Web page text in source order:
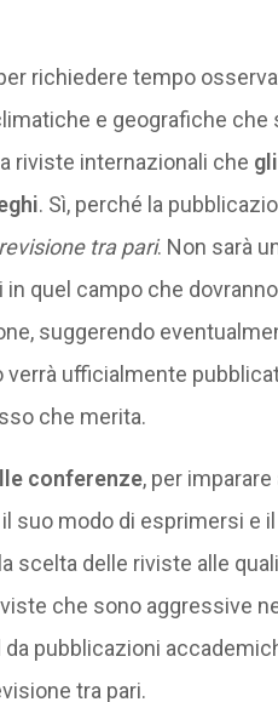
richiedere tempo
e geografiche
riviste internazionali che
. Sì, perché la
revisione tra pari. Non sarà
quel campo che
suggerendo
ufficialmente
che merita.
conferenze, per
suo modo di esprimersi e
scelta delle riviste alle
che sono aggressive
pubblicazioni
tra pari.